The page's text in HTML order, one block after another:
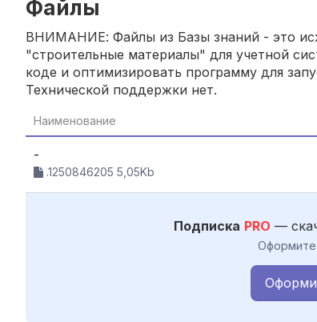
Файлы
ВНИМАНИЕ: Файлы из Базы знаний - это
"строительные материалы" для учетной
коде и оптимизировать программу для
Технической поддержки нет.
Наименование
-
.1250846205 5,05Kb
Подписка PRO —
Оформите